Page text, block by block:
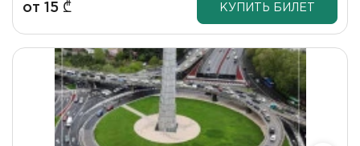
от 15 ₾ КУПИТЬ БИЛЕТ